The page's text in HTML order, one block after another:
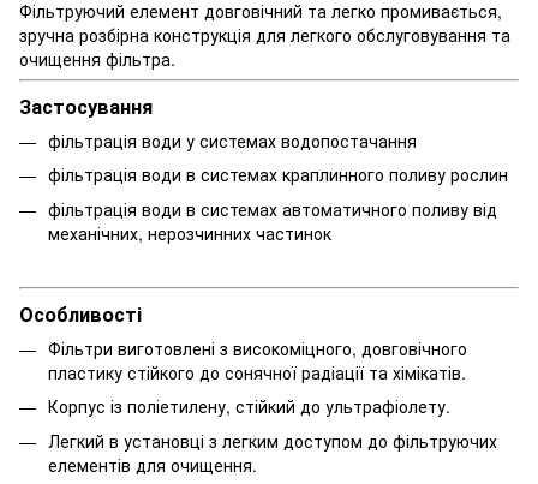
Фільтруючий елемент довговічний та легко промивається,
зручна розбірна конструкція для легкого обслуговування та
очищення фільтра.
Застосування
фільтрація води у системах водопостачання
фільтрація води в системах краплинного поливу рослин
фільтрація води в системах автоматичного поливу від
механічних, нерозчинних частинок
Особливості
Фільтри виготовлені з високоміцного, довговічного
пластику стійкого до сонячної радіації та хімікатів.
Корпус із поліетилену, стійкий до ультрафіолету.
Легкий в установці з легким доступом до фільтруючих
елементів для очищення.